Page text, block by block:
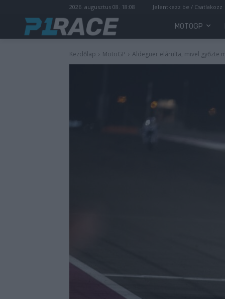
2026. augusztus 08. 18:08 Jelentkezz be / Csatlakozz
MOTOGP
Kezdőlap MotoGP Aldeguer elárulta, mivel győzte